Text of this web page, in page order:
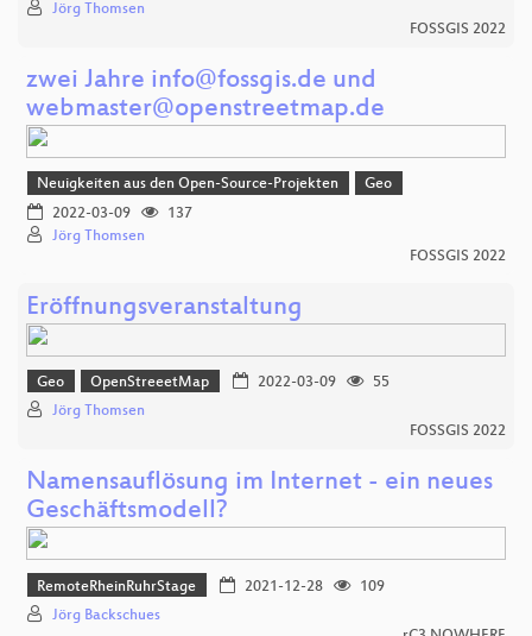
Jörg Thomsen
FOSSGIS 2022
zwei Jahre info@fossgis.de und
webmaster@openstreetmap.de
Neuigkeiten aus den Open-Source-Projekten
Geo
2022-03-09
137
Jörg Thomsen
FOSSGIS 2022
Eröffnungsveranstaltung
Geo OpenStreeetMap 2022-03-09
55
Jörg Thomsen
FOSSGIS 2022
Namensauflösung im Internet - ein neues
Geschäftsmodell?
RemoteRheinRuhrStage 2021-12-28
109
Jörg Backschues